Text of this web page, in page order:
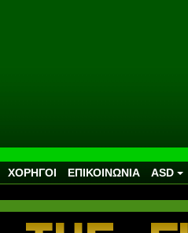
ΧΟΡΗΓΟΙ ΕΠΙΚΟΙΝΩΝΙΑ ASD